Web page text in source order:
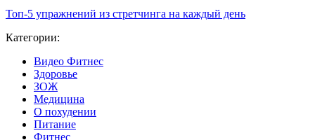
Топ-5 упражнений из стретчинга на каждый день
Категории:
Видео Фитнес
Здоровье
ЗОЖ
Медицина
О похудении
Питание
Фитнес